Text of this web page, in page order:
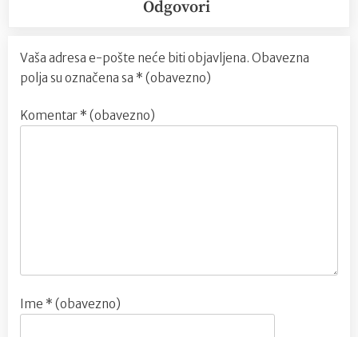
Odgovori
Vaša adresa e-pošte neće biti objavljena. Obavezna
polja su označena sa * (obavezno)
Komentar * (obavezno)
Ime * (obavezno)